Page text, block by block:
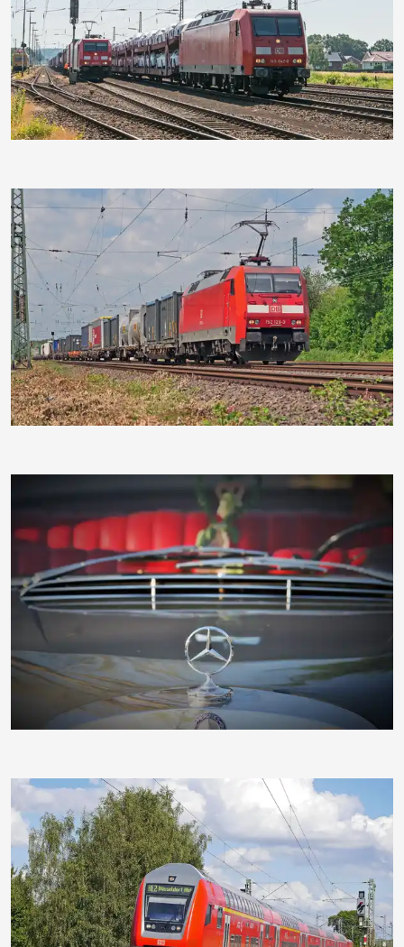
hpgruesen
hpgruesen
PiusPius